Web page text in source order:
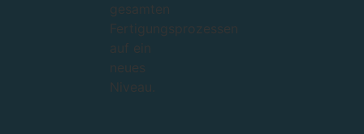
gesamten
Fertigungsprozessen
auf ein
neues
Niveau.